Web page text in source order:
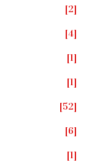
2
4
1
1
52
6
1